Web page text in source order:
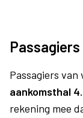
Passagiers van
aankomsthal 4.
rekening mee